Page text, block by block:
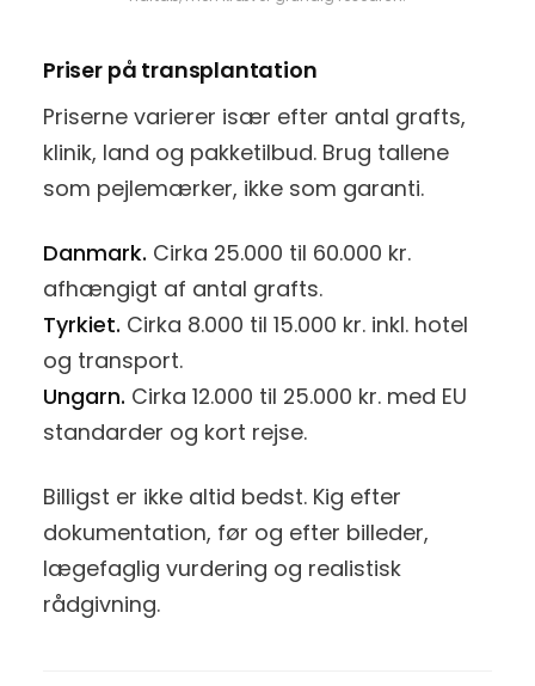
Priser på transplantation
Priserne varierer især efter antal grafts,
klinik, land og pakketilbud. Brug tallene
som pejlemærker, ikke som garanti.
Danmark. Cirka 25.000 til 60.000 kr.
afhængigt af antal grafts.
Tyrkiet. Cirka 8.000 til 15.000 kr. inkl. hotel
og transport.
Ungarn. Cirka 12.000 til 25.000 kr. med EU
standarder og kort rejse.
Billigst er ikke altid bedst. Kig efter
dokumentation, før og efter billeder,
lægefaglig vurdering og realistisk
rådgivning.